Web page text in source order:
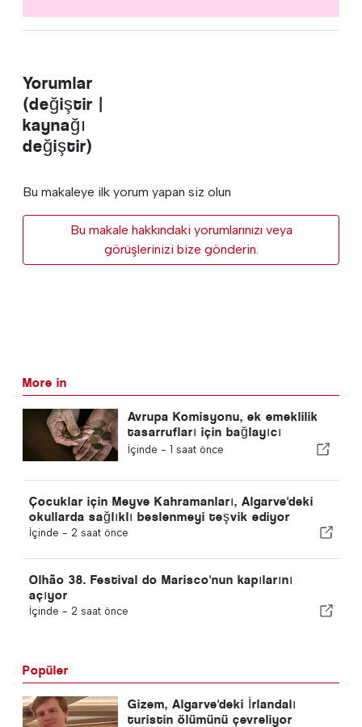
Yorumlar
(değiştir |
kaynağı
değiştir)
Bu makaleye ilk yorum yapan siz olun
Bu makale hakkındaki yorumlarınızı veya
görüşlerinizi bize gönderin.
More in
Avrupa Komisyonu, ek emeklilik
tasarrufları için bağlayıcı
olmayan yönergeleri onayladı
İçinde - 1 saat önce
Çocuklar için Meyve Kahramanları, Algarve'deki
okullarda sağlıklı beslenmeyi teşvik ediyor
İçinde - 2 saat önce
Olhão 38. Festival do Marisco'nun kapılarını
açıyor
İçinde - 2 saat önce
Popüler
Gizem, Algarve'deki İrlandalı
turistin ölümünü çevreliyor